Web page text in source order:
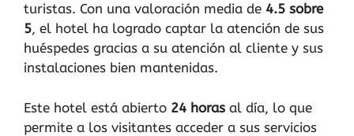
turistas. Con una valoración media de 4.5 sobre
5, el hotel ha logrado captar la atención de sus
huéspedes gracias a su atención al cliente y sus
instalaciones bien mantenidas.
Este hotel está abierto 24 horas al día, lo que
permite a los visitantes acceder a sus servicios